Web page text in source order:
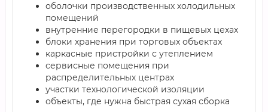
оболочки производственных холодильных
помещений
внутренние перегородки в пищевых цехах
блоки хранения при торговых объектах
каркасные пристройки с утеплением
сервисные помещения при
распределительных центрах
участки технологической изоляции
объекты, где нужна быстрая сухая сборка